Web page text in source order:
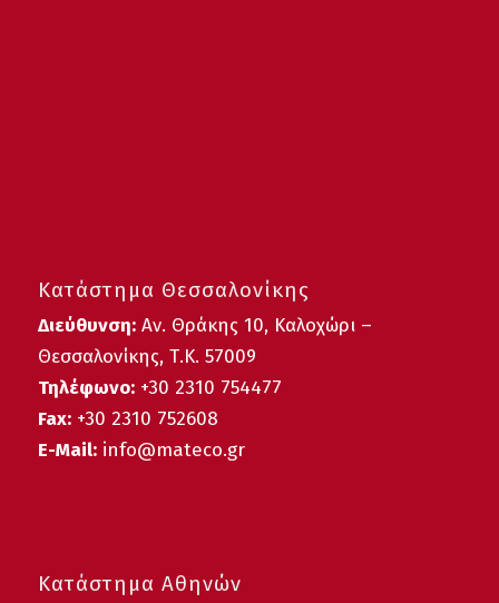
Κατάστημα Θεσσαλονίκης
Διεύθυνση:Αν. Θράκης 10, Καλοχώρι –
Θεσσαλονίκης, Τ.Κ. 57009
Τηλέφωνο:+30 2310 754477
Fax:+30 2310 752608
E-Mail:info@mateco.gr
Κατάστημα Αθηνών